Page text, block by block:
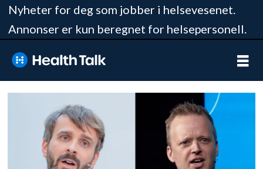
Nyheter for deg som jobber i helsevesenet.
Annonser er kun beregnet for helsepersonell.